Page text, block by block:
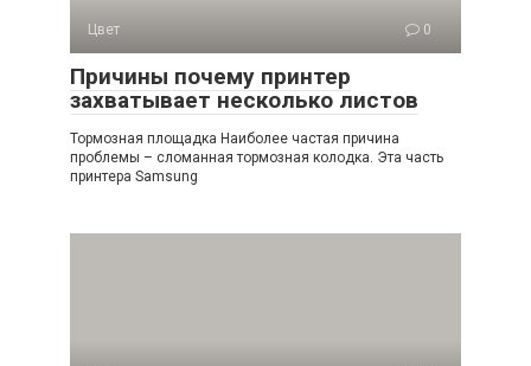
Цвет 0
Причины почему принтер
захватывает несколько листов
Тормозная площадка Наиболее частая причина
проблемы – сломанная тормозная колодка. Эта часть
принтера Samsung